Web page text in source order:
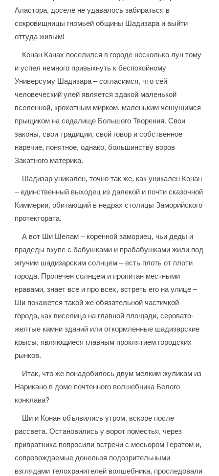
Аластора, доселе не удавалось забираться в
сокровищницы гномьей общины Шадизара и выйти
оттуда живым!
Конан Канах поселился в городе несколько лун тому
и успел немного привыкнуть к беспокойному
Универсуму Шадизара – согласимся, что сей
человеческий улей является эдакой маленькой
вселенной, крохотным мирком, маленьким чешущимся
прыщиком на седалище Большого Творения. Свои
законы, свои традиции, свой говор и собственное
наречие, понятное, однако, большинству воров
Закатного материка.
Шадизар уникален, точно так же, как уникален Конан
– единственный выходец из далекой и почти сказочной
Киммерии, обитающий в недрах столицы Заморийского
протектората.
А вот Ши Шелам – коренной замориец, чьи деды и
прадеды вкупе с бабушками и прабабушками жили под
жгучим шадизарским солнцем – есть плоть от плоти
города. Пропечен солнцем и пропитан местными
нравами, знает все и про всех, встреть его на улице –
Ши покажется такой же обязательной частичкой
города, как виселица на главной площади, серовато-
желтые камни зданий или откормленные шадизарские
крысы, являющиеся главным проклятием городских
рынков.
Итак, что же понадобилось двум мелким жуликам из
Нарикано в доме почтенного волшебника Белого
конклава?
Ши и Конан объявились утром, вскоре после
рассвета. Остановились у ворот поместья, через
привратника попросили встречи с месьором Гератом и,
сопровождаемые донельзя подозрительными
взглядами телохранителей волшебника, проследовали